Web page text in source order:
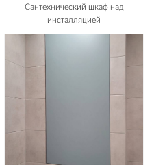
Сантехнический шкаф над
инсталляцией